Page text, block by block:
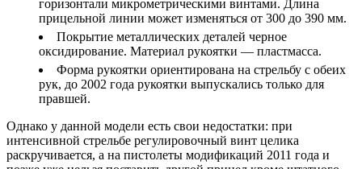
горизонтали микрометрическими винтами. Длина
прицельной линии может изменяться от 300 до 390 мм.
Покрытие металлических деталей черное
оксидирование. Материал рукоятки — пластмасса.
Форма рукоятки ориентирована на стрельбу с обеих
рук, до 2002 года рукоятки выпускались только для
правшей.
Однако у данной модели есть свои недостатки: при
интенсивной стрельбе регулировочный винт целика
раскручивается, а на пистолеты модификаций 2011 года и